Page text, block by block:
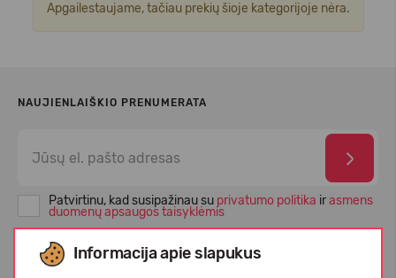
Informacija apie slapukus
Apgailestaujame, tačiau prekių šioje kategorijoje nėra.
NAUJIENLAIŠKIO PRENUMERATA
Patvirtinu, kad susipažinau su privatumo politika irasmens
duomenų apsaugos taisyklėmis